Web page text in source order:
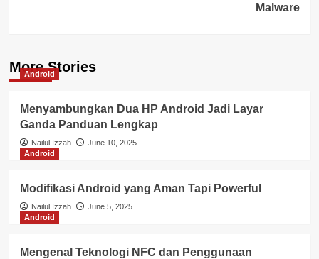
Malware
More Stories
Android
Menyambungkan Dua HP Android Jadi Layar
Ganda Panduan Lengkap
Nailul Izzah
June 10, 2025
Android
Modifikasi Android yang Aman Tapi Powerful
Nailul Izzah
June 5, 2025
Android
Mengenal Teknologi NFC dan Penggunaan